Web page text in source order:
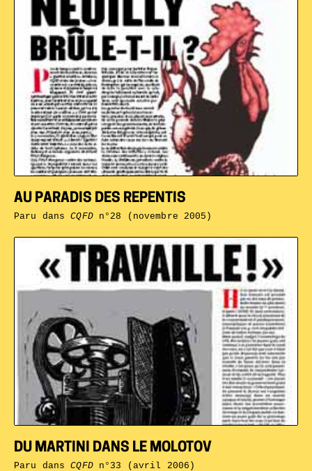
DU MARTINI DANS LE MOLOTOV
Paru dansCQFDn°33 (avril 2006)
AU PARADIS DES REPENTIS
Paru dansCQFDn°28 (novembre 2005)